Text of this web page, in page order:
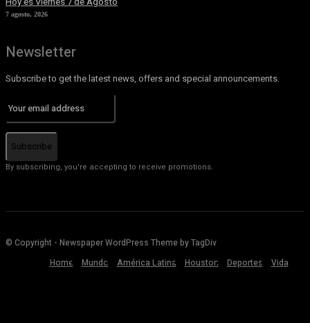
7 agosto, 2026
Newsletter
Subscribe to get the latest news, offers and special announcements.
Subscribe
By subscribing, you're accepting to receive promotions.
© Copyright - Newspaper WordPress Theme by TagDiv
Home
Mundo América Latina Houston Deportes Vida